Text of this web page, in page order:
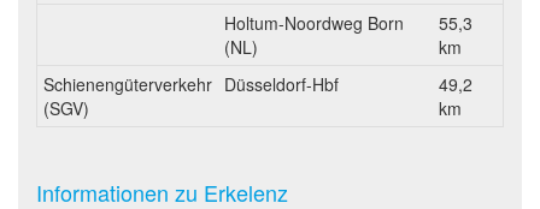
Holtum-Noordweg Born
(NL)
55,3
km
Schienengüterverkehr
(SGV)
Düsseldorf-Hbf
49,2
km
Informationen zu Erkelenz